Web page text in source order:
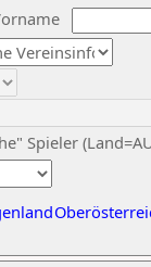
Spieler